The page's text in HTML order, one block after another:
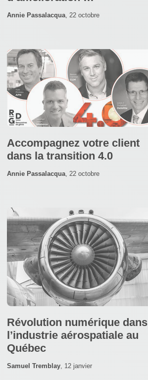
Annie Passalacqua 22 octobre
Accompagnez votre client
dans la transition 4.0
Annie Passalacqua 22 octobre
Révolution numérique dans
l’industrie aérospatiale au
Québec
Samuel Tremblay 12 janvier